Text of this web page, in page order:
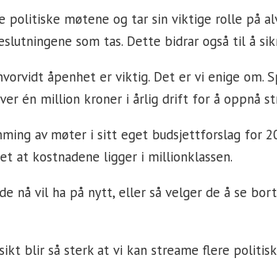
møtene og tar sin viktige rolle på
som tas. Dette bidrar også til å
åpenhet er viktig. Det er vi enige om.
én million kroner i årlig drift for å oppnå
av møter i sitt eget budsjettforslag for
at kostnadene ligger i millionklassen.
nå vil ha på nytt, eller så velger de å se
blir så sterk at vi kan streame flere